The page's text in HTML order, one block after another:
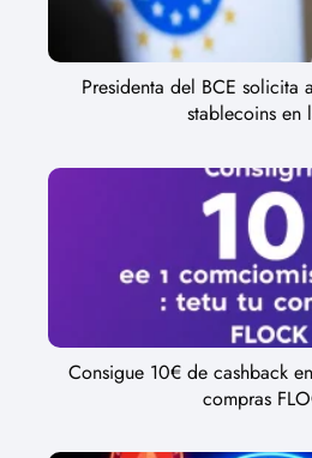
Presidenta del BCE solicita
stablecoins en
Consigue 10€ de cashback
compras